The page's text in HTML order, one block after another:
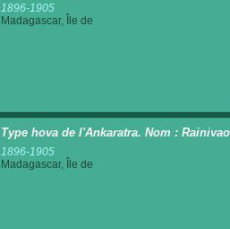
1896-1905
Madagascar, Île de
Type hova de l'Ankaratra. Nom :
1896-1905
Madagascar, Île de